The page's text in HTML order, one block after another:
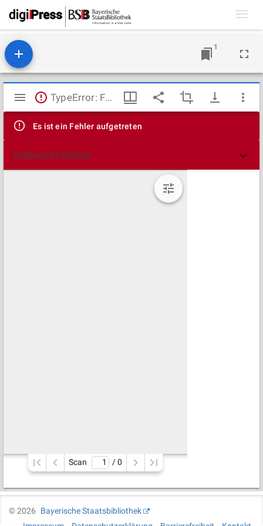
1
Mirador
Viewer
TypeError: Failed to fetch
Es ist ein Fehler aufgetreten
Technische Details
Scan / 0
©2026
Bayerische Staatsbibliothek